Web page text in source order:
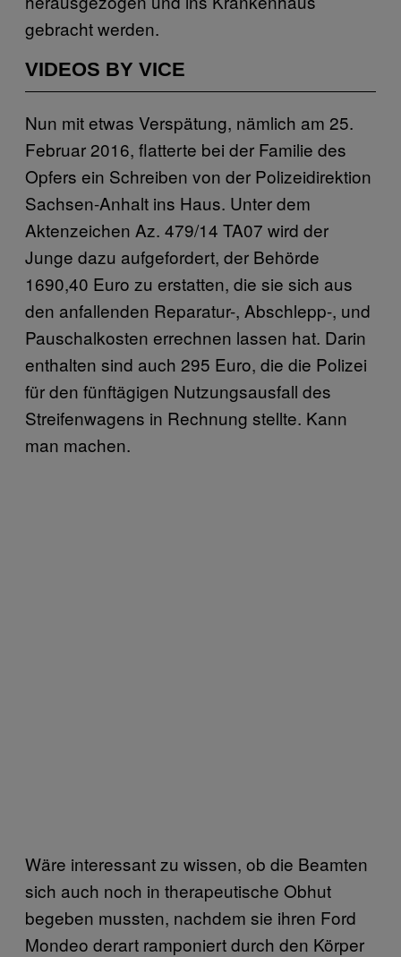
gebracht werden.
VIDEOS BY VICE
Nun mit etwas Verspätung, nämlich am 25.
Februar 2016, flatterte bei der Familie des
Opfers ein Schreiben von der Polizeidirektion
Sachsen-Anhalt ins Haus. Unter dem
Aktenzeichen Az. 479/14 TA07 wird der
Junge dazu aufgefordert, der Behörde
1690,40 Euro zu erstatten, die sie sich aus
den anfallenden Reparatur-, Abschlepp-, und
Pauschalkosten errechnen lassen hat. Darin
enthalten sind auch 295 Euro, die die Polizei
für den fünftägigen Nutzungsausfall des
Streifenwagens in Rechnung stellte. Kann
man machen.
Wäre interessant zu wissen, ob die Beamten
sich auch noch in therapeutische Obhut
begeben mussten, nachdem sie ihren Ford
Mondeo derart ramponiert durch den Körper